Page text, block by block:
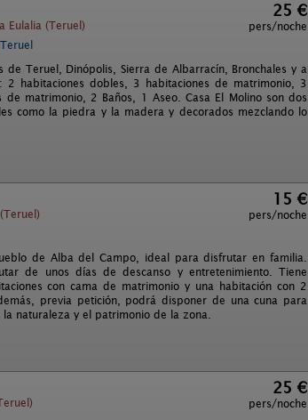
Eulalia (Teruel)
25 €
pers/noche
de Teruel, Dinópolis, Sierra de Albarracín, Bronchales y a
2 habitaciones dobles, 3 habitaciones de matrimonio, 3
matrimonio, 2 Baños, 1 Aseo. Casa El Molino son dos
como la piedra y la madera y decorados mezclando lo
15 €
pers/noche
de Alba del Campo, ideal para disfrutar en familia.
de unos días de descanso y entretenimiento. Tiene
con cama de matrimonio y una habitación con 2
previa petición, podrá disponer de una cuna para
naturaleza y el patrimonio de la zona.
25 €
pers/noche